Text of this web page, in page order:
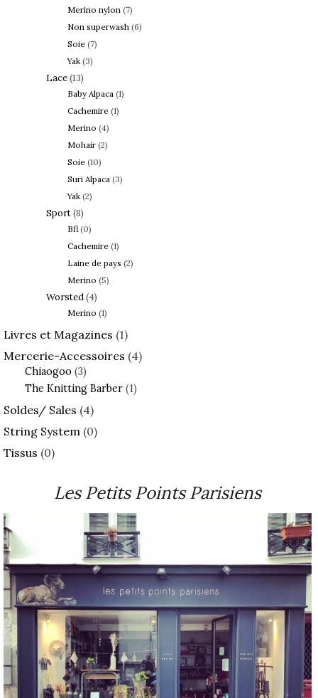
Merino nylon (7)
Non superwash (6)
Soie (7)
Yak (3)
Lace(13)
Baby Alpaca (1)
Cachemire (1)
Merino (4)
Mohair (2)
Soie (10)
Suri Alpaca (3)
Yak (2)
Sport(8)
Bfl (0)
Cachemire (1)
Laine de pays (2)
Merino (5)
Worsted(4)
Merino (1)
Livres et Magazines (1)
Mercerie-Accessoires (4)
Chiaogoo (3)
The Knitting Barber (1)
Soldes/ Sales (4)
String System (0)
Tissus (0)
Les Petits Points Parisiens